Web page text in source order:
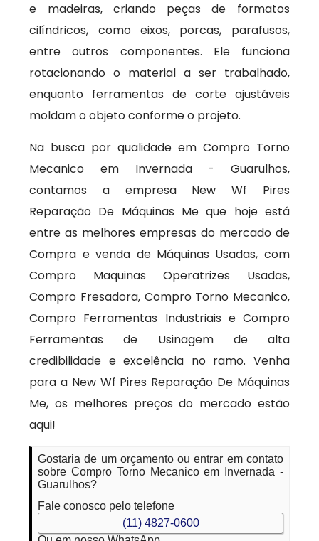
e madeiras, criando peças de formatos
cilíndricos, como eixos, porcas, parafusos,
entre outros componentes. Ele funciona
rotacionando o material a ser trabalhado,
enquanto ferramentas de corte ajustáveis
moldam o objeto conforme o projeto.
Na busca por qualidade em Compro Torno
Mecanico em Invernada - Guarulhos,
contamos a empresa New Wf Pires
Reparação De Máquinas Me que hoje está
entre as melhores empresas do mercado de
Compra e venda de Máquinas Usadas, com
Compro Maquinas Operatrizes Usadas,
Compro Fresadora, Compro Torno Mecanico,
Compro Ferramentas Industriais e Compro
Ferramentas de Usinagem de alta
credibilidade e excelência no ramo. Venha
para a New Wf Pires Reparação De Máquinas
Me, os melhores preços do mercado estão
aqui!
Gostaria de um orçamento ou entrar em contato
sobre Compro Torno Mecanico em Invernada -
Guarulhos?
Fale conosco pelo telefone
(11) 4827-0600